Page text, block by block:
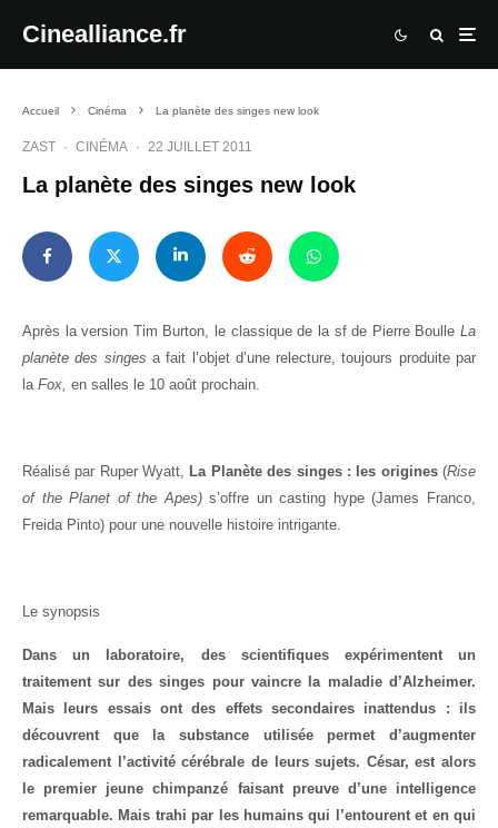
Cinealliance.fr
Accueil Cinéma La planète des singes new look
ZAST · CINÉMA · 22 JUILLET 2011
La planète des singes new look
Après la version Tim Burton, le classique de la sf de Pierre Boulle La
planète des singes a fait l’objet d’une relecture, toujours produite par
la Fox, en salles le 10 août prochain.
Réalisé par Ruper Wyatt, La Planète des singes : les origines(Rise
of the Planet of the Apes)s’offre un casting hype (James Franco,
Freida Pinto) pour une nouvelle histoire intrigante.
Le synopsis
Dans un laboratoire, des scientifiques expérimentent un
traitement sur des singes pour vaincre la maladie d’Alzheimer.
Mais leurs essais ont des effets secondaires inattendus : ils
découvrent que la substance utilisée permet d’augmenter
radicalement l’activité cérébrale de leurs sujets. César, est alors
le premier jeune chimpanzé faisant preuve d’une intelligence
remarquable. Mais trahi par les humains qui l’entourent et en qui